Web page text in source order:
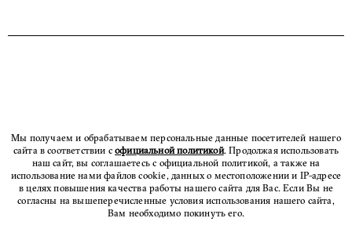
Мы получаем и обрабатываем персональные данные посетителей нашего
сайта в соответствии софициальной политикой. Продолжая использовать
наш сайт, вы соглашаетесь с официальной политикой, а также на
использование нами файлов cookie, данных о местоположении и IP-адресе
в целях повышения качества работы нашего сайта для Вас. Если Вы не
согласны на вышеперечисленные условия использования нашего сайта,
Вам необходимо покинуть его.